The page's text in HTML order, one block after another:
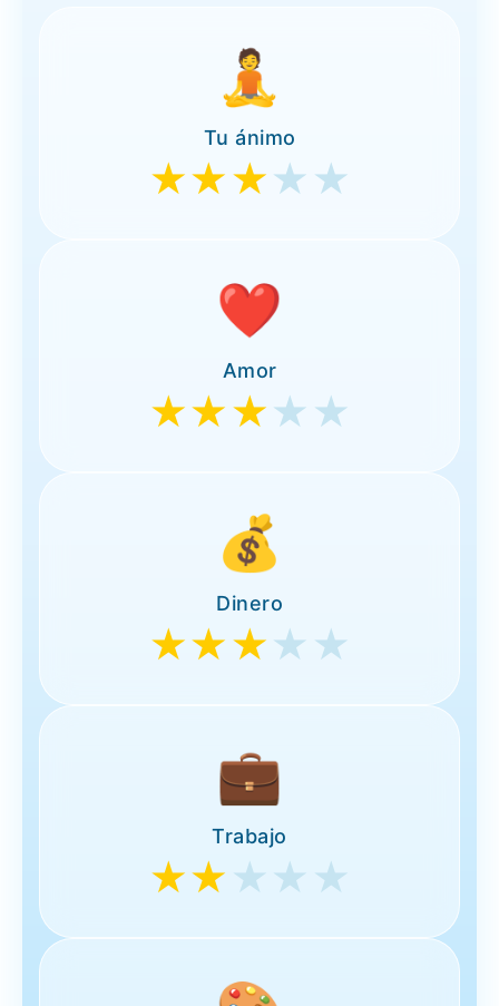
🧘
Tu ánimo
★★★★★
❤️
Amor
★★★★★
💰
Dinero
★★★★★
💼
Trabajo
★★ ★★★